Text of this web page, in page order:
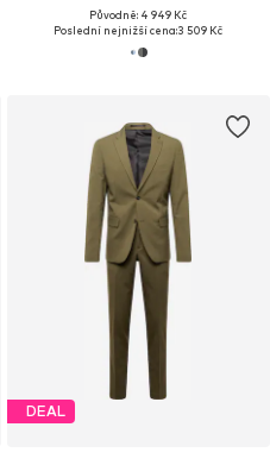
Původně: 4 949 Kč
Poslední nejnižší cena:3 509 Kč
DEAL